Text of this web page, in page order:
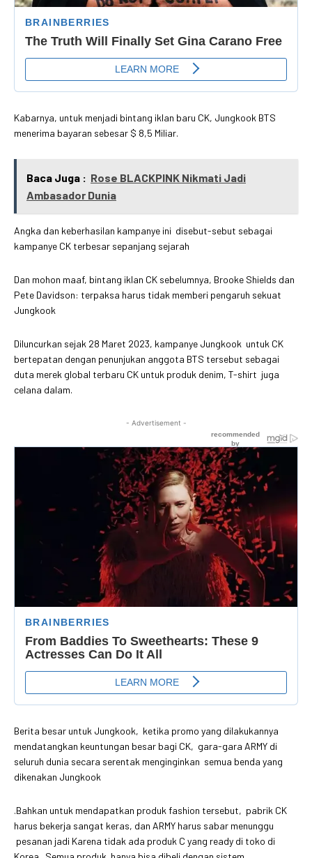
Kabarnya, untuk menjadi bintang iklan baru CK, Jungkook BTS
menerima bayaran sebesar $ 8,5 Miliar.
Baca Juga : Rose BLACKPINK Nikmati Jadi
Ambasador Dunia
Angka dan keberhasilan kampanye ini disebut-sebut sebagai
kampanye CK terbesar sepanjang sejarah
Dan mohon maaf, bintang iklan CK sebelumnya, Brooke Shields dan
Pete Davidson: terpaksa harus tidak memberi pengaruh sekuat
Jungkook
Diluncurkan sejak 28 Maret 2023, kampanye Jungkook untuk CK
bertepatan dengan penunjukan anggota BTS tersebut sebagai
duta merek global terbaru CK untuk produk denim, T-shirt juga
celana dalam.
- Advertisement -
Berita besar untuk Jungkook, ketika promo yang dilakukannya
mendatangkan keuntungan besar bagi CK, gara-gara ARMY di
seluruh dunia secara serentak menginginkan semua benda yang
dikenakan Jungkook
.Bahkan untuk mendapatkan produk fashion tersebut, pabrik CK
harus bekerja sangat keras, dan ARMY harus sabar menunggu
pesanan jadi Karena tidak ada produk C yang ready di toko di